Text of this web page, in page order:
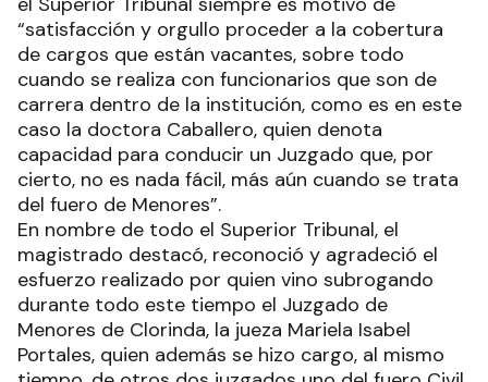
“satisfacción y orgullo proceder a la cobertura
de cargos que están vacantes, sobre todo
cuando se realiza con funcionarios que son de
carrera dentro de la institución, como es en este
caso la doctora Caballero, quien denota
capacidad para conducir un Juzgado que, por
cierto, no es nada fácil, más aún cuando se trata
del fuero de Menores”.
En nombre de todo el Superior Tribunal, el
magistrado destacó, reconoció y agradeció el
esfuerzo realizado por quien vino subrogando
durante todo este tiempo el Juzgado de
Menores de Clorinda, la jueza Mariela Isabel
Portales, quien además se hizo cargo, al mismo